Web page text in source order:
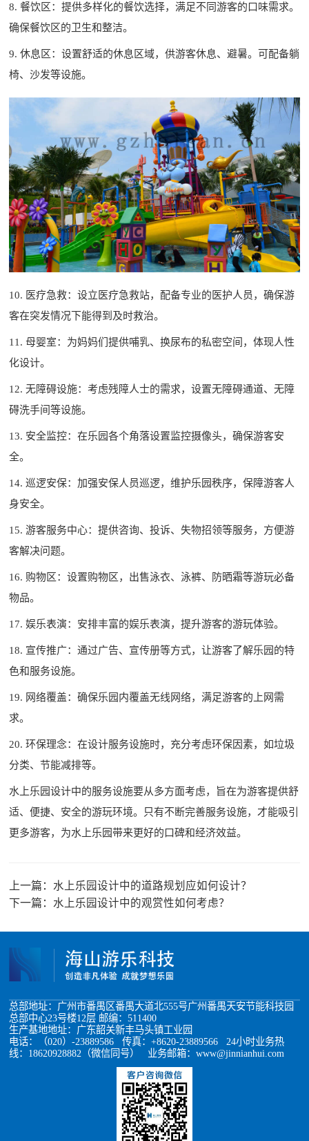
8. 餐饮区：提供多样化的餐饮选择，满足不同游客的口味需求。
确保餐饮区的卫生和整洁。
9. 休息区：设置舒适的休息区域，供游客休息、避暑。可配备躺
椅、沙发等设施。
10. 医疗急救：设立医疗急救站，配备专业的医护人员，确保游
客在突发情况下能得到及时救治。
11. 母婴室：为妈妈们提供哺乳、换尿布的私密空间，体现人性
化设计。
12. 无障碍设施：考虑残障人士的需求，设置无障碍通道、无障
碍洗手间等设施。
13. 安全监控：在乐园各个角落设置监控摄像头，确保游客安
全。
14. 巡逻安保：加强安保人员巡逻，维护乐园秩序，保障游客人
身安全。
15. 游客服务中心：提供咨询、投诉、失物招领等服务，方便游
客解决问题。
16. 购物区：设置购物区，出售泳衣、泳裤、防晒霜等游玩必备
物品。
17. 娱乐表演：安排丰富的娱乐表演，提升游客的游玩体验。
18. 宣传推广：通过广告、宣传册等方式，让游客了解乐园的特
色和服务设施。
19. 网络覆盖：确保乐园内覆盖无线网络，满足游客的上网需
求。
20. 环保理念：在设计服务设施时，充分考虑环保因素，如垃圾
分类、节能减排等。
水上乐园设计中的服务设施要从多方面考虑，旨在为游客提供舒
适、便捷、安全的游玩环境。只有不断完善服务设施，才能吸引
更多游客，为水上乐园带来更好的口碑和经济效益。
上一篇： 水上乐园设计中的道路规划应如何设计？
下一篇： 水上乐园设计中的观赏性如何考虑？
总部地址：广州市番禺区番禺大道北555号广州番禺天安节能科技园
总部中心23号楼12层 邮编：511400
生产基地地址：广东韶关新丰马头镇工业园
电话：（020）-23889586 传真：+8620-23889566 24小时业务热
线：18620928882（微信同号） 业务邮箱：www@jinnianhui.com